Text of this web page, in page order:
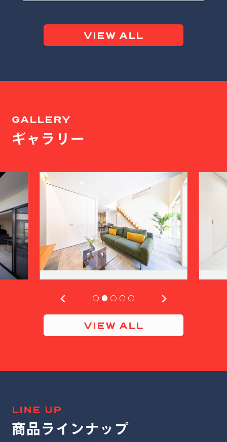
VIEW ALL
GALLERY
ギャラリー
VIEW ALL
LINE UP
商品ラインナップ